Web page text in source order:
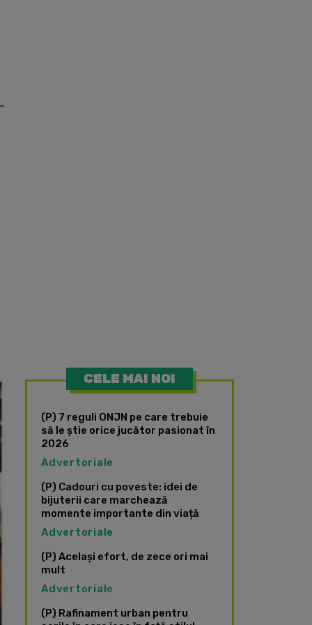
CELE MAI NOI
(P) 7 reguli ONJN pe care trebuie
să le știe orice jucător pasionat în
2026
Advertoriale
(P) Cadouri cu poveste: idei de
bijuterii care marchează
momente importante din viață
Advertoriale
(P) Același efort, de zece ori mai
mult
Advertoriale
(P) Rafinament urban pentru